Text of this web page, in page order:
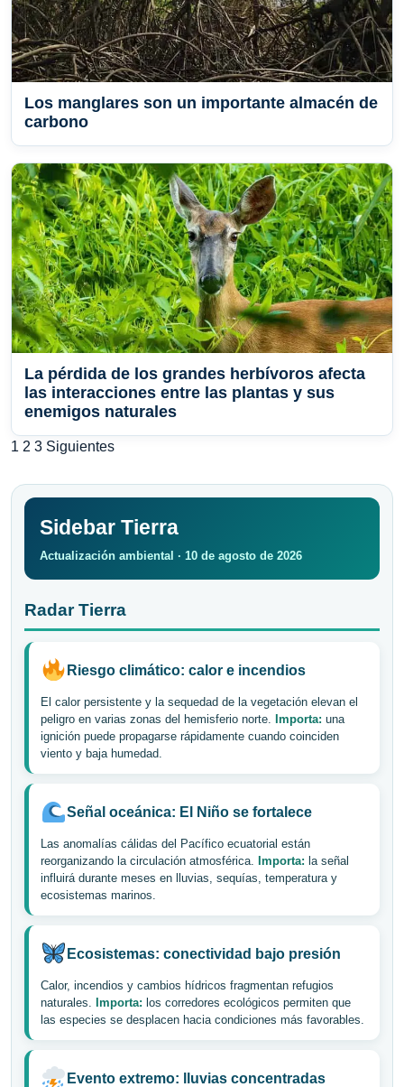
Los manglares son un importante almacén de
carbono
La pérdida de los grandes herbívoros afecta
las interacciones entre las plantas y sus
enemigos naturales
Paginación
de
entradas
1 2 3 Siguientes
Sidebar Tierra
Actualización ambiental · 10 de agosto de 2026
Radar Tierra
Riesgo climático: calor e incendios
El calor persistente y la sequedad de la vegetación elevan el
peligro en varias zonas del hemisferio norte. Importa: una
ignición puede propagarse rápidamente cuando coinciden
viento y baja humedad.
Señal oceánica: El Niño se fortalece
Las anomalías cálidas del Pacífico ecuatorial están
reorganizando la circulación atmosférica. Importa: la señal
influirá durante meses en lluvias, sequías, temperatura y
ecosistemas marinos.
Ecosistemas: conectividad bajo presión
Calor, incendios y cambios hídricos fragmentan refugios
naturales. Importa: los corredores ecológicos permiten que
las especies se desplacen hacia condiciones más favorables.
Evento extremo: lluvias concentradas